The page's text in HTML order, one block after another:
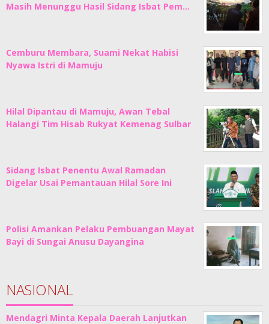
Masih Menunggu Hasil Sidang Isbat Pem…
Cemburu Membara, Suami Nekat Habisi
Nyawa Istri di Mamuju
Hilal Dipantau di Mamuju, Awan Tebal
Halangi Tim Hisab Rukyat Kemenag Sulbar
Sidang Isbat Penentu Awal Ramadan
Digelar Usai Pemantauan Hilal Sore Ini
Polisi Amankan Pelaku Pembuangan Mayat
Bayi di Sungai Anusu Dayangina
NASIONAL
Mendagri Minta Kepala Daerah Lanjutkan